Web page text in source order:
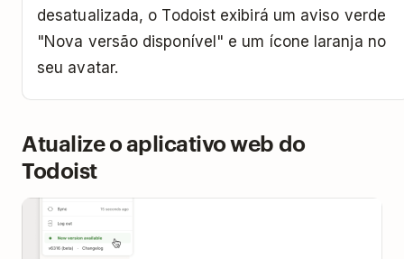
desatualizada, o Todoist exibirá um aviso verde
"Nova versão disponível" e um ícone laranja no
seu avatar.
Atualize o aplicativo web do
Todoist